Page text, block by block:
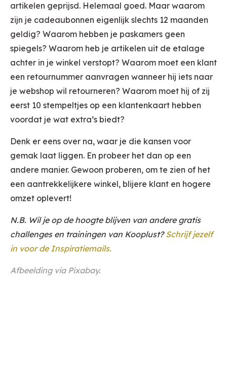
artikelen geprijsd. Helemaal goed. Maar waarom
zijn je cadeaubonnen eigenlijk slechts 12 maanden
geldig? Waarom hebben je paskamers geen
spiegels? Waarom heb je artikelen uit de etalage
achter in je winkel verstopt? Waarom moet een klant
een retournummer aanvragen wanneer hij iets naar
je webshop wil retourneren? Waarom moet hij of zij
eerst 10 stempeltjes op een klantenkaart hebben
voordat je wat extra’s biedt?
Denk er eens over na, waar je die kansen voor
gemak laat liggen. En probeer het dan op een
andere manier. Gewoon proberen, om te zien of het
een aantrekkelijkere winkel, blijere klant en hogere
omzet oplevert!
N.B. Wil je op de hoogte blijven van andere gratis
challenges en trainingen van Kooplust?Schrijf jezelf
in voor de Inspiratiemails.
Afbeelding via Pixabay.